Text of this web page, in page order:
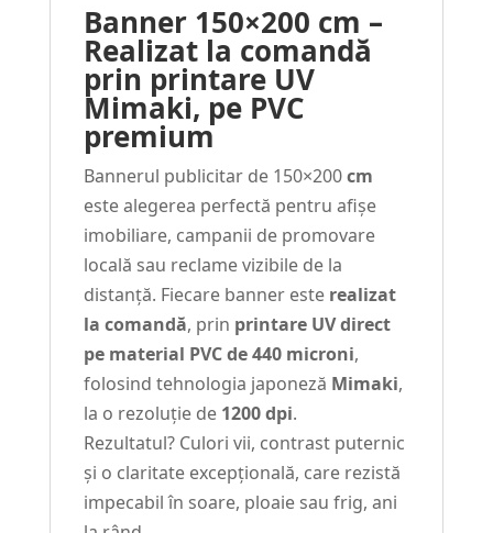
Banner 150×200 cm –
Realizat la comandă
prin printare UV
Mimaki, pe PVC
premium
Bannerul publicitar de 150×200cm
este alegerea perfectă pentru afișe
imobiliare, campanii de promovare
locală sau reclame vizibile de la
distanță. Fiecare banner este realizat
la comandă, prin printare UV direct
pe material PVC de 440 microni,
folosind tehnologia japoneză Mimaki,
la o rezoluție de 1200 dpi.
Rezultatul? Culori vii, contrast puternic
și o claritate excepțională, care rezistă
impecabil în soare, ploaie sau frig, ani